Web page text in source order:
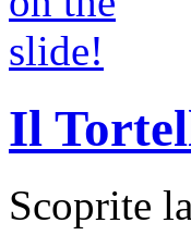
Il
Scoprite